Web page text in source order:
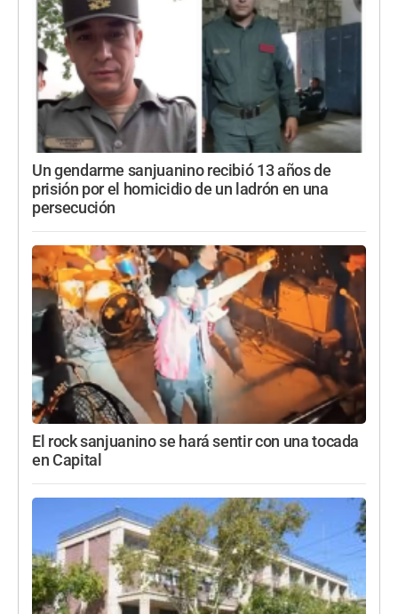
Un gendarme sanjuanino recibió 13 años de
prisión por el homicidio de un ladrón en una
persecución
El rock sanjuanino se hará sentir con una tocada
en Capital